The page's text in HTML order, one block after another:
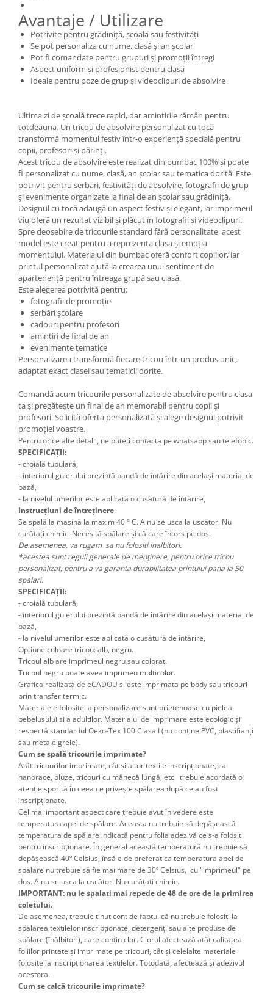
Avantaje / Utilizare
Potrivite pentru grădiniță, școală sau festivități
Se pot personaliza cu nume, clasă și an școlar
Pot fi comandate pentru grupuri și promoții întregi
Aspect uniform și profesionist pentru clasă
Ideale pentru poze de grup și videoclipuri de absolvire
Ultima zi de școală trece rapid, dar amintirile rămân pentru
totdeauna. Un tricou de absolvire personalizat cu tocă
transformă momentul festiv într-o experiență specială pentru
copii, profesori și părinți.
Acest tricou de absolvire este realizat din bumbac 100% și poate
fi personalizat cu nume, clasă, an școlar sau tematica dorită. Este
potrivit pentru serbări, festivități de absolvire, fotografii de grup
și evenimente organizate la final de an școlar sau grădiniță.
Designul cu tocă adaugă un aspect festiv și elegant, iar imprimeul
viu oferă un rezultat vizibil și plăcut în fotografii și videoclipuri.
Spre deosebire de tricourile standard fără personalitate, acest
model este creat pentru a reprezenta clasa și emoția
momentului. Materialul din bumbac oferă confort copiilor, iar
printul personalizat ajută la crearea unui sentiment de
apartenență pentru întreaga grupă sau clasă.
Este alegerea potrivită pentru:
fotografii de promoție
serbări școlare
cadouri pentru profesori
amintiri de final de an
evenimente tematice
Personalizarea transformă fiecare tricou într-un produs unic,
adaptat exact clasei sau tematicii dorite.
Comandă acum tricourile personalizate de absolvire pentru clasa
ta și pregătește un final de an memorabil pentru copii și
profesori. Solicită oferta personalizată și alege designul potrivit
promoției voastre.
Pentru orice alte detalii, ne puteti contacta pe whatsapp sau telefonic.
SPECIFICAȚII:
- croială tubulară,
- interiorul gulerului prezintă bandă de întărire din același material de
bază,
- la nivelul umerilor este aplicată o cusătură de întărire,
Instrucțiuni de întreținere:
Se spală la mașină la maxim 40 ° C. A nu se usca la uscător. Nu
curățați chimic. Necesită spălare și călcare întors pe dos.
De asemenea, va rugam sa nu folositi inalbitori.
*acestea sunt reguli generale de menținere, pentru orice tricou
personalizat, pentru a va garanta durabilitatea printului pana la 50
spalari.
SPECIFICAȚII:
- croială tubulară,
- interiorul gulerului prezintă bandă de întărire din același material de
bază,
- la nivelul umerilor este aplicată o cusătură de întărire,
Optiune culoare tricou: alb, negru.
Tricoul alb are imprimeul negru sau colorat.
Tricoul negru poate avea imprimeu multicolor.
Grafica realizata de eCADOU si este imprimata pe body sau tricouri
prin transfer termic.
Materialele folosite la personalizare sunt prietenoase cu pielea
bebelusului si a adultilor. Materialul de imprimare este ecologic și
respectă standardul Oeko-Tex 100 Clasa I (nu conține PVC, plastifianți
sau metale grele).
Cum se spală tricourile imprimate?
Atât tricourilor imprimate, cât şi altor textile inscripţionate, ca
hanorace, bluze, tricouri cu mânecă lungă, etc. trebuie acordată o
atenţie sporită în ceea ce priveşte spălarea după ce au fost
inscripţionate.
Cel mai important aspect care trebuie avut în vedere este
temperatura apei de spălare. Aceasta nu trebuie să depăşească
temperatura de spălare indicată pentru folia adezivă ce s-a folosit
pentru inscripţionare. În general această temperatură nu trebuie să
depăşească 40º Celsius, însă e de preferat ca temperatura apei de
spălare nu trebuie să fie mai mare de 30º Celsius, cu "imprimeul" pe
dos. A nu se usca la uscător. Nu curățați chimic.
IMPORTANT: nu le spalati mai repede de 48 de ore de la primirea
coletului.
De asemenea, trebuie ţinut cont de faptul că nu trebuie folosiţi la
spălarea textilelor inscripţionate, detergenţi sau alte produse de
spălare (înălbitori), care conţin clor. Clorul afectează atât calitatea
foliilor printate şi imprimate pe tricouri, cât şi celelalte materiale
folosite la inscripţionarea textilelor. Totodată, afectează şi adezivul
acestora.
Cum se calcă tricourile imprimate?